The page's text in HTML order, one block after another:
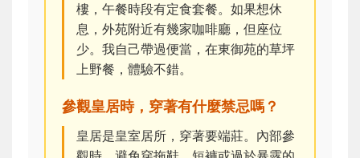
樓，午餐時段有定食套餐。如果想休
息，外苑附近有幾家咖啡廳，但座位
少。我自己帶過便當，在東御苑的草坪
上野餐，體驗不錯。
參觀皇居時，穿著有什麼禁忌嗎？
皇居是皇室居所，穿著要端莊。內部參